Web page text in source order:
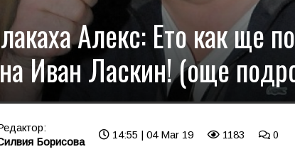
Алекс: Ето как ще
Иван Ласкин! (още
Борисова
14:55 | 04 Mar 19 1183 0